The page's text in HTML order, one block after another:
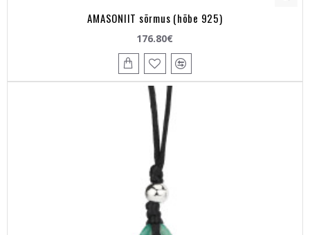
AMASONIIT sõrmus (hõbe 925)
176.80€